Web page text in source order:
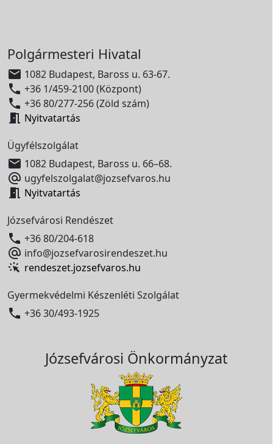
Polgármesteri Hivatal
 1082 Budapest, Baross u. 63-67.
 +36 1/459-2100 (Központ)
 +36 80/277-256 (Zöld szám)
 Nyitvatartás
Ügyfélszolgálat
 1082 Budapest, Baross u. 66–68.
 ugyfelszolgalat@jozsefvaros.hu
 Nyitvatartás
Józsefvárosi Rendészet
 +36 80/204-618
 info@jozsefvarosirendeszet.hu
rendeszet.jozsefvaros.hu
Gyermekvédelmi Készenléti Szolgálat
 +36 30/493-1925
Józsefvárosi Önkormányzat